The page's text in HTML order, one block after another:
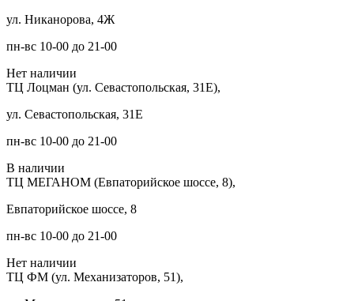
ул. Никанорова, 4Ж
пн-вс 10-00 до 21-00
Нет наличии
ТЦ Лоцман (ул. Севастопольская, 31Е),
ул. Севастопольская, 31Е
пн-вс 10-00 до 21-00
В наличии
ТЦ МЕГАНОМ (Евпаторийское шоссе, 8),
Евпаторийское шоссе, 8
пн-вс 10-00 до 21-00
Нет наличии
ТЦ ФМ (ул. Механизаторов, 51),